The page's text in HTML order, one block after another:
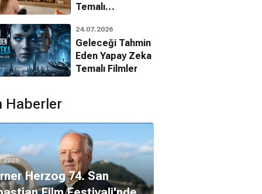
Temalı
Filmleri
24.07.2026
Geleceği Tahmin
Eden Yapay Zeka
Temalı Filmler
Haberler
Herzog 74. San